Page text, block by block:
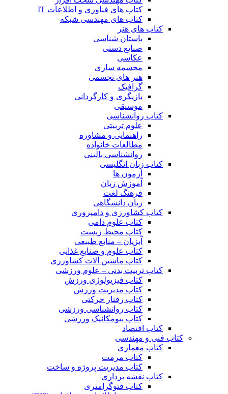
کتاب های فناوری و اطلاعات IT
کتاب های مهندسی شبکه
کتاب های هنر
باستان شناسی
صنایع دستی
عکاسی
مجسمه سازی
هنر های تجسمی
گرافیک
بازیگری و کارگردانی
موسیقی
کتاب روانشناسی
علوم تربیتی
راهنمایی و مشاوره
مطالعات خانواده
روانشناسی بالینی
کتاب زبان انگلیسی
آزمون ها
آموزش زبان
فرهنگ لغت
زبان دانشگاهی
کتاب کشاورزی و دامپروری
کتاب علوم دامی
کتاب محیط زیست
آبزیان – منابع طبیعی
کتاب علوم و صنایع غذایی
کتاب ماشین آلات کشاورزی
کتاب تربیت بدنی – علوم ورزشی
کتاب فیزیولوژی ورزش
کتاب مدیریت ورزش
کتاب رفتار حرکتی
کتاب روانشناسی ورزشی
کتاب بیومکانیک ورزشی
کتاب اقتصاد
کتاب فنی و مهندسی
کتاب معماری
کتاب مرمت
کتاب مدیریت پروژه و ساخت
کتاب نقشه برداری
کتاب فتوگرامتری